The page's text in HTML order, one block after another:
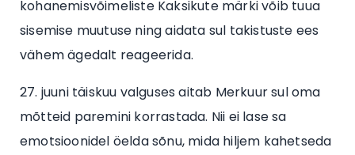
kohanemisvõimeliste Kaksikute märki võib tuua
sisemise muutuse ning aidata sul takistuste ees
vähem ägedalt reageerida.
27. juuni täiskuu valguses aitab Merkuur sul oma
mõtteid paremini korrastada. Nii ei lase sa
emotsioonidel öelda sõnu, mida hiljem kahetseda